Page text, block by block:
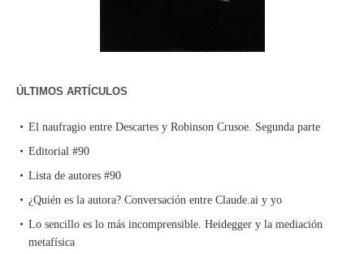
ÚLTIMOS ARTÍCULOS
El naufragio entre Descartes y Robinson Crusoe. Segunda parte
Editorial #90
Lista de autores #90
¿Quién es la autora? Conversación entre Claude.ai y yo
Lo sencillo es lo más incomprensible. Heidegger y la mediación
metafísica